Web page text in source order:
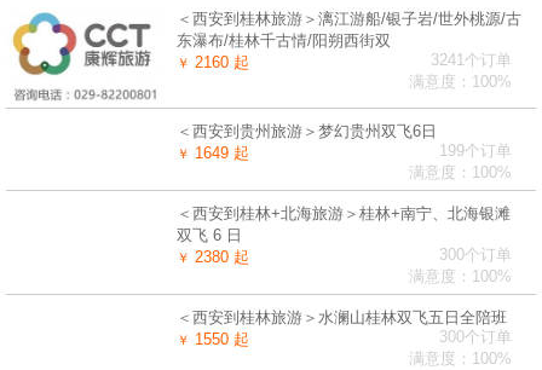
＜西安到桂林旅游＞漓江游船/银子岩/世外桃源/古
东瀑布/桂林千古情/阳朔西街双
￥ 2160 起
3241个订单
满意度：100%
＜西安到贵州旅游＞梦幻贵州双飞6日
￥ 1649 起
199个订单
满意度：100%
＜西安到桂林+北海旅游＞桂林+南宁、北海银滩
双飞 6 日
￥ 2380 起
300个订单
满意度：100%
＜西安到桂林旅游＞水澜山桂林双飞五日全陪班
￥ 1550 起
300个订单
满意度：100%